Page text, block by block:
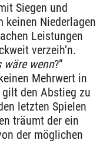
Siegen und
keinen Niederlagen
Leistungen
verzeih’n.
wäre wenn?”
Mehrwert in
den Abstieg zu
letzten Spielen
träumt der ein
der möglichen